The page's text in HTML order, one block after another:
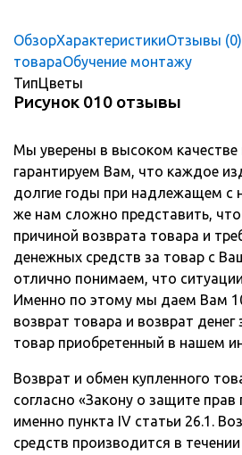
ОбзорХарактеристикиОтзывы (0)
товараОбучение монтажу
ТипЦветы
Рисунок 010 отзывы
Мы уверены в высоком
гарантируем Вам, что каждое
долгие годы при надлежащем с
же нам сложно представить,
причиной возврата товара и
денежных средств за товар с
отлично понимаем, что
Именно по этому мы даем Вам
возврат товара и возврат
товар приобретенный в нашем
Возврат и обмен купленного
согласно «Закону о защите прав
именно пункта IV статьи 26.1.
средств производится в